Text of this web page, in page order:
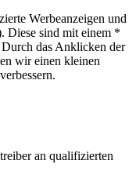
Werbeanzeigen und
Diese sind mit einem *
das Anklicken der
wir einen kleinen
an qualifizierten